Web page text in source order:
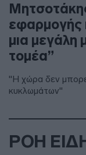
εφαρμογής
μια μεγάλη
τομέα”
"Η χώρα δεν
κυκλωμάτων"
ΡΟΗ